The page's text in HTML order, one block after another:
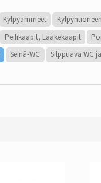
Kylpyammeet
Peilikaapit, Lääkekaapit
Seinä-WC Silppuava WC